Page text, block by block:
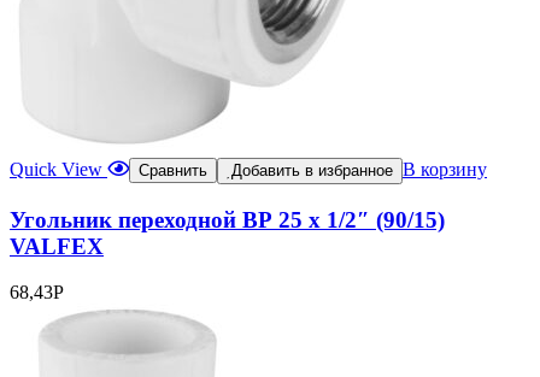
Quick View Сравнить Добавить в избранное В корзину
Угольник переходной ВР 25 х 1/2″ (90/15)
VALFEX
68,43Р